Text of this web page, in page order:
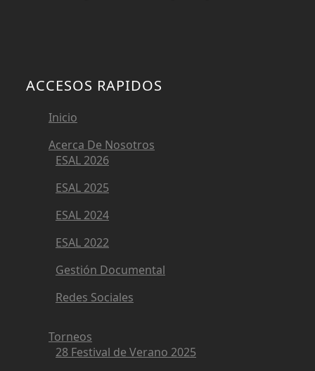
ACCESOS RAPIDOS
Inicio
Acerca De Nosotros
ESAL 2026
ESAL 2025
ESAL 2024
ESAL 2022
Gestión Documental
Redes Sociales
Torneos
28 Festival de Verano 2025